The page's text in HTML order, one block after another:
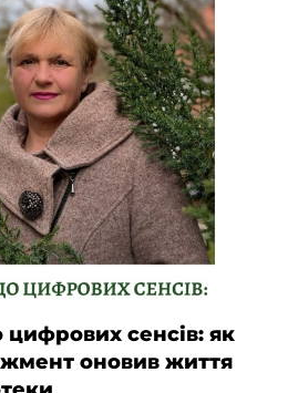
цифрових сенсів: як
оновив життя